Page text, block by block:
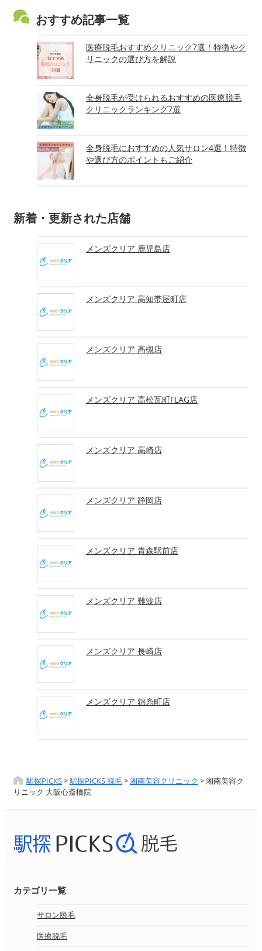
おすすめ記事一覧
医療脱毛おすすめクリニック7選！特徴やク
リニックの選び方を解説
全身脱毛が受けられるおすすめの医療脱毛
クリニックランキング7選
全身脱毛におすすめの人気サロン4選！特徴
や選び方のポイントもご紹介
新着・更新された店舗
メンズクリア 鹿児島店
メンズクリア 高知帯屋町店
メンズクリア 高槻店
メンズクリア 高松瓦町FLAG店
メンズクリア 高崎店
メンズクリア 静岡店
メンズクリア 青森駅前店
メンズクリア 難波店
メンズクリア 長崎店
メンズクリア 錦糸町店
駅探PICKS>駅探PICKS 脱毛>湘南美容クリニック >湘南美容ク
リニック 大阪心斎橋院
カテゴリ一覧
サロン脱毛
医療脱毛